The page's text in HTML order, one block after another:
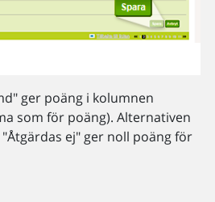
ger poäng i kolumnen
som för poäng). Alternativen
ej" ger noll poäng för